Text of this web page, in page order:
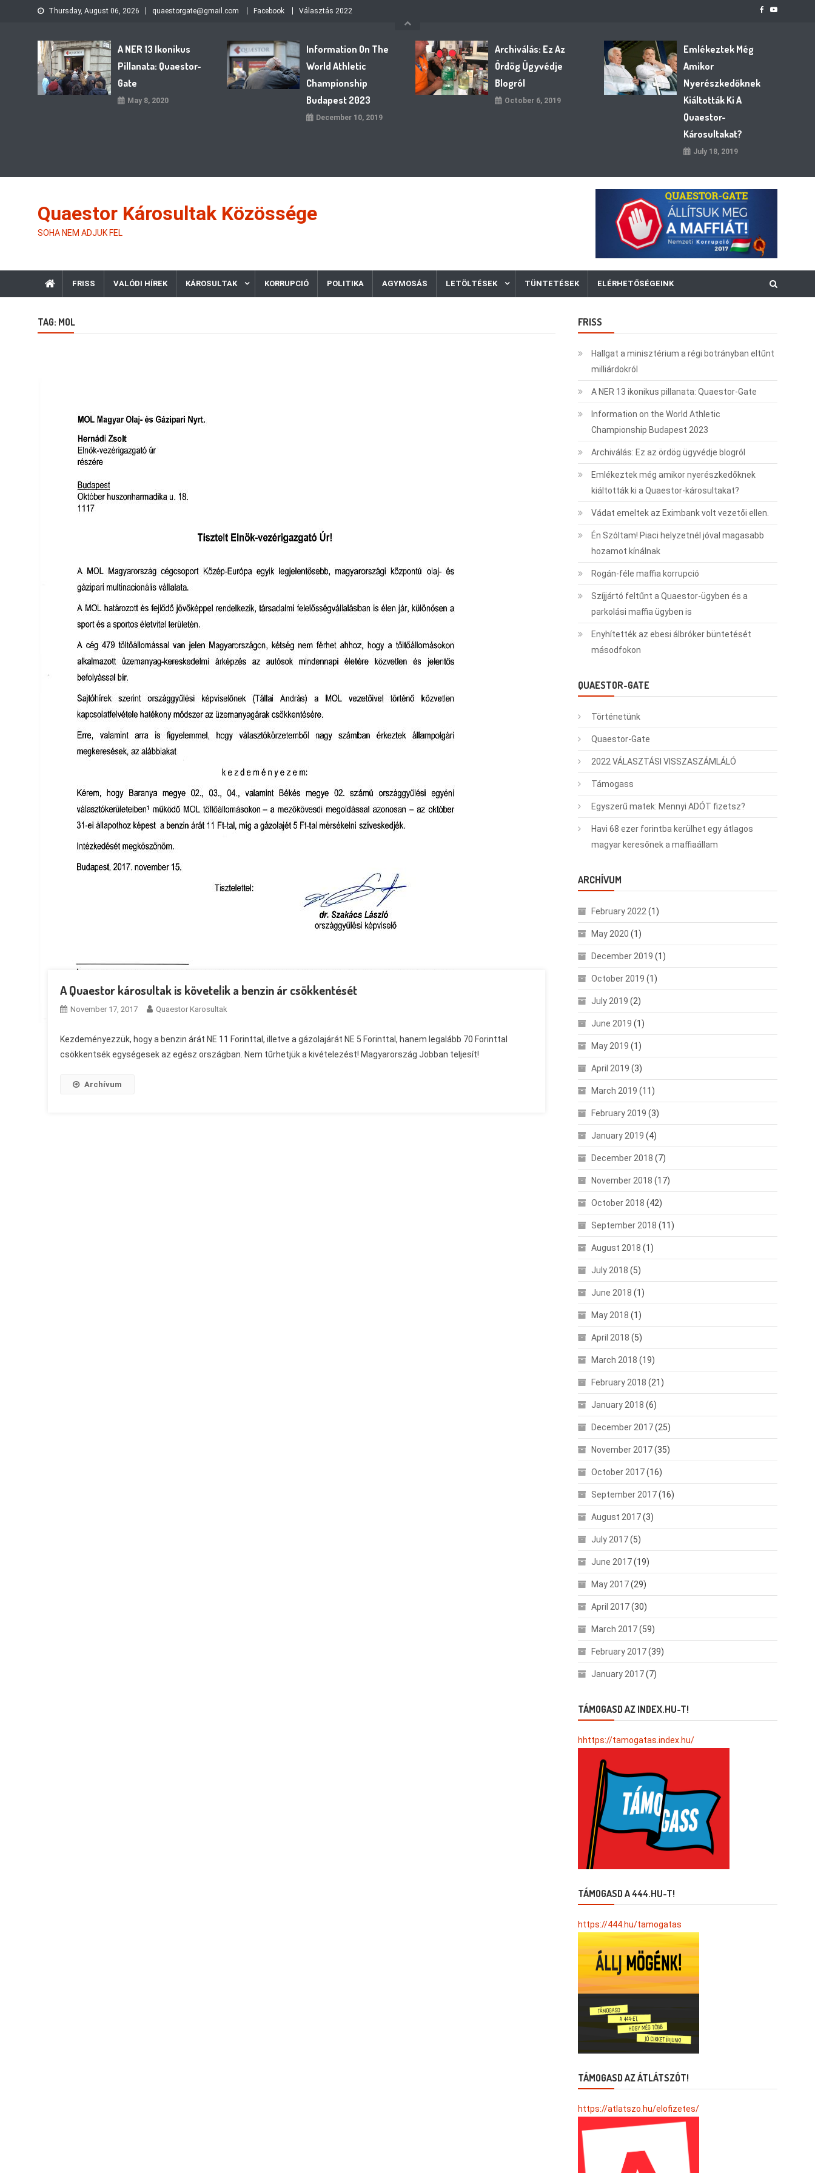
Thursday, August 06, 2026 quaestorgate@gmail.com Facebook Választás 2022
A NER 13 Ikonikus
Pillanata: Quaestor-
Gate
May 8, 2020
Information On The
World Athletic
Championship
Budapest 2023
December 10, 2019
Archiválás: Ez Az
Ördög Ügyvédje
Blogról
October 6, 2019
Emlékeztek Még
Amikor
Nyerészkedőknek
Kiáltották Ki A
Quaestor-
Károsultakat?
July 18, 2019
Quaestor Károsultak Közössége
SOHA NEM ADJUK FEL
FRISS VALÓDI HÍREK KÁROSULTAK KORRUPCIÓ POLITIKA AGYMOSÁS LETÖLTÉSEK TÜNTETÉSEK ELÉRHETŐSÉGEINK
TAG: MOL
A Quaestor károsultak is követelik a benzin ár csökkentését
November 17, 2017 Quaestor Karosultak
Kezdeményezzük, hogy a benzin árát NE 11 Forinttal, illetve a gázolajárát NE 5 Forinttal, hanem legalább 70 Forinttal
csökkentsék egységesek az egész országban. Nem tűrhetjük a kivételezést! Magyarország Jobban teljesít!
Archívum
FRISS
Hallgat a minisztérium a régi botrányban eltűnt
milliárdokról
A NER 13 ikonikus pillanata: Quaestor-Gate
Information on the World Athletic
Championship Budapest 2023
Archiválás: Ez az ördög ügyvédje blogról
Emlékeztek még amikor nyerészkedőknek
kiáltották ki a Quaestor-károsultakat?
Vádat emeltek az Eximbank volt vezetői ellen.
Én Szóltam! Piaci helyzetnél jóval magasabb
hozamot kínálnak
Rogán-féle maffia korrupció
Szíjjártó feltűnt a Quaestor-ügyben és a
parkolási maffia ügyben is
Enyhítették az ebesi álbróker büntetését
másodfokon
QUAESTOR-GATE
Történetünk
Quaestor-Gate
2022 VÁLASZTÁSI VISSZASZÁMLÁLÓ
Támogass
Egyszerű matek: Mennyi ADÓT fizetsz?
Havi 68 ezer forintba kerülhet egy átlagos
magyar keresőnek a maffiaállam
ARCHÍVUM
February 2022 (1)
May 2020 (1)
December 2019 (1)
October 2019 (1)
July 2019 (2)
June 2019 (1)
May 2019 (1)
April 2019 (3)
March 2019 (11)
February 2019 (3)
January 2019 (4)
December 2018 (7)
November 2018 (17)
October 2018 (42)
September 2018 (11)
August 2018 (1)
July 2018 (5)
June 2018 (1)
May 2018 (1)
April 2018 (5)
March 2018 (19)
February 2018 (21)
January 2018 (6)
December 2017(25)
November 2017(35)
October 2017(16)
September 2017(16)
August 2017(3)
July 2017(5)
June 2017(19)
May 2017(29)
April 2017(30)
March 2017(59)
February 2017(39)
January 2017(7)
TÁMOGASD AZ INDEX.HU-T!
hhttps://tamogatas.index.hu/
TÁMOGASD A 444.HU-T!
https://444.hu/tamogatas
TÁMOGASD AZ ÁTLÁTSZÓT!
https://atlatszo.hu/elofizetes/